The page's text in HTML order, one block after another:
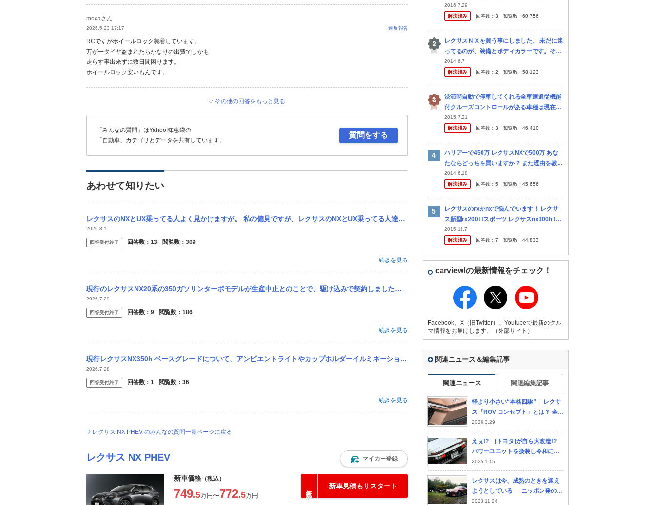
mocaさん
2026.5.23 17:17 違反報告
RCですがホイールロック装着しています。
万が一タイヤ盗まれたらかなりの出費でしかも
走らす事出来ずに数日間困ります。
ホイールロック安いもんです。
その他の回答をもっと見る
「みんなの質問」はYahoo!知恵袋の
「自動車」カテゴリとデータを共有しています。
質問をする
あわせて知りたい
レクサスのNXとUX乗ってる人よく見かけますが。 私の偏見ですが、レクサスのNXとUX乗ってる人達の多くは 「とりあえず1番手が出しやすい高級車買うか」 って感じの理由で持ってる人が大半ですかね？ 中
2026.8.1
回答受付終了 回答数： 13 閲覧数： 309
続きを見る
現行のレクサスNX20系の350ガソリンターボモデルが生産中止とのことで、駆け込みで契約しました。 今後プレミア価格になればと願っていますが、どうでしょうか？車に詳しい方、ご意見をお願いいたします。
2026.7.29
回答受付終了 回答数： 9 閲覧数： 186
続きを見る
現行レクサスNX350h ベースグレードについて、アンビエントライトやカップホルダーイルミネーションの施行がしたいです。 京都の有名な球屋さんで施行を考えているのですが、イルミネーションがついて...
2026.7.28
回答受付終了 回答数： 1 閲覧数： 36
続きを見る
レクサス NX PHEV のみんなの質問一覧ページに戻る
レクサス NX PHEV マイカー登録
新車価格 （税込）
749.5万円〜772.5万円
新車見積もりスタート
プラドはTZ-Gでレーダークルコンにサンルー
フ等色々付けて、後はマルチテレインセレク
2016.7.29
解決済み
回答数： 3 閲覧数： 60,756
レクサスＮＸを買う事にしました。 未だに迷
ってるのが、装備とボディカラーです。それ
で先行予約注文のハンコを押せないでいま
す。 三眼ライトについては別途質問立ててま
2014.6.7
解決済み
回答数： 2 閲覧数： 58,123
渋滞時自動で停車してくれる全車速追従機能
付クルーズコントロールがある車種は現在何
があるでしょうか？ 本体価格700万円以下、
オプション設定可でお願いします。 ・アイサ
2015.7.21
解決済み
回答数： 3 閲覧数： 46,410
ハリアーで450万 レクサスNXで500万 あな
たならどっちを買いますか？ また理由を教え
てください！
2014.6.18
解決済み
回答数： 5 閲覧数： 45,656
レクサスのrxかnxで悩んでいます！ レクサ
ス新型rx200t fスポーツ レクサスnx300h fス
ポーツ どちらが買いでしょうか？
2015.11.7
解決済み
回答数： 7 閲覧数： 44,833
carview!の最新情報をチェック！
Facebook、X（旧Twitter）、Youtubeで最新のクル
マ情報をお届けします。（外部サイト）
関連ニュース＆編集記事
関連ニュース 関連編集記事
軽より小さい“本格四駆”！ レクサ
ス「ROV コンセプト」とは？ 全長
3.1mの“頑丈ボディ”に「画期的な
1リッターエンジン」搭載の2022
年＆2023年公開モデル！ 大径タイ
ヤ×フレーム構造の「オフロードマ
シン」とは？
2026.3.29
えぇ!? [トヨタ]が自ら大改造!?
パワーユニットを換装し令和に蘇
った[ハチロク]の実態とは!?
2025.1.15
レクサスは今、成熟のときを迎え
ようとしている──ニッポン発のラ
グジュアリーブランドの新しい取
2023.11.24